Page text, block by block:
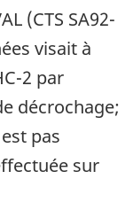
(CTS SA92-
visait à
2 par
décrochage;
pas
sur